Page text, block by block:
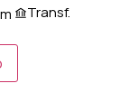
Transf.